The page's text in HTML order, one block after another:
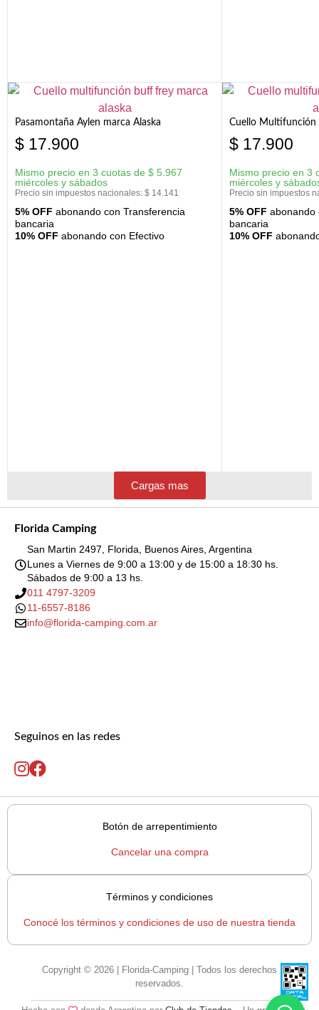
Pasamontaña Aylen marca Alaska
$ 17.900
Mismo precio en 3 cuotas de $ 5.967
miércoles y sábados
Precio sin impuestos nacionales: $ 14.141
5% OFF abonando con Transferencia
bancaria
10% OFF abonando con Efectivo
Cuello Multifunción
$ 17.900
Mismo precio en 3
miércoles y
Precio sin impuestos
5% OFF abonando
bancaria
10% OFF
Cargas mas
Florida Camping
San Martin 2497, Florida, Buenos Aires, Argentina
Lunes a Viernes de 9:00 a 13:00 y de 15:00 a 18:30 hs.
Sábados de 9:00 a 13 hs.
011 4797-3209
11-6557-8186
info@florida-camping.com.ar
Seguinos en las redes
Botón de arrepentimiento
Cancelar una compra
Términos y condiciones
Conocé los términos y condiciones de uso de nuestra tienda
Copyright © 2026 | Florida-Camping | Todos los derechos
reservados.